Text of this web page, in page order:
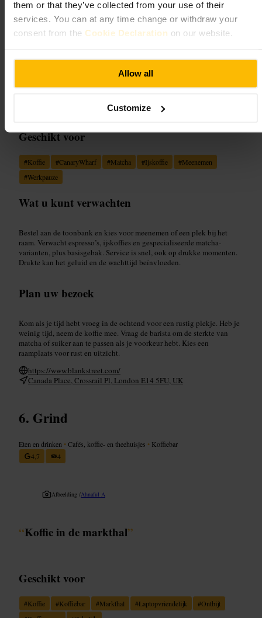
them or that they’ve collected from your use of their
services. You can at any time change or withdraw your
consent from the Cookie Declaration on our website.
Allow all
Customize
Afbeelding /
Snel, betrouwbaar en stedelijk: goeie koffie in
Canary Wharf”
Geschikt voor
#Koffie #CanaryWharf #Matcha #Ijskoffie #Meenemen
#Werkpauze
Wat u kunt verwachten
Bestel aan de toonbank en kies voor meenemen of een plek bij het
raam. Verwacht espresso’s, ijskoffies en gespecialiseerde matcha-
varianten, plus basisgebak. Service is snel, ook op drukke momenten.
Drukte kan het geluid en de wachttijd beïnvloeden.
Plan uw bezoek
Kom als je tijd hebt vroeg in de ochtend voor een rustig plekje. Heb je
weinig tijd, neem de koffie mee. Vraag de barista om de sterkte van
matcha of suiker aan te passen als je voorkeur hebt. Kies een
raamplaats voor rust en uitzicht.
https://www.blankstreet.com/
Canada Place, Crossrail Pl, London E14 5FU, UK
Grind
Eten en drinken •Cafés, koffie- en theehuisjes • Koffiebar
4,7
4
Afbeelding /Ahnaful A
“Koffie in de markthal”
Geschikt voor
#Koffie #Koffiebar #Markthal #Laptopvriendelijk #Ontbijt